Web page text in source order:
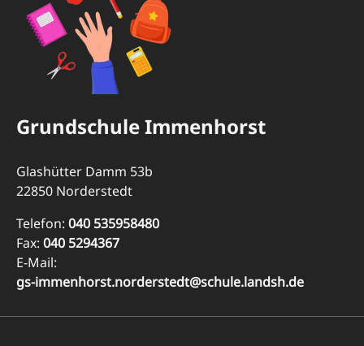
Grundschule Immenhorst
Glashütter Damm 53b
22850 Norderstedt
Telefon: 040 535958480
Fax: 040 5294367
E-Mail:
gs-immenhorst.norderstedt@schule.landsh.de